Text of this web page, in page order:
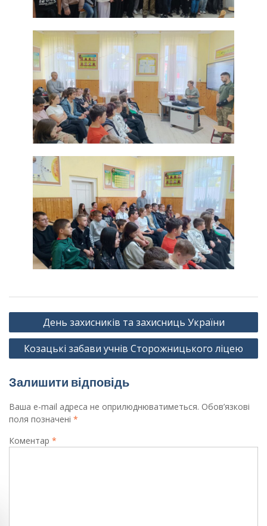
Навігація
записів
День захисників та захисниць України
Козацькі забави учнів Сторожницького ліцею
Залишити відповідь
Ваша e-mail адреса не оприлюднюватиметься. Обов’язкові
поля позначені *
Коментар *